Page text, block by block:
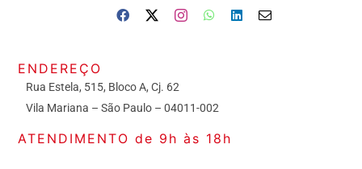
ENDEREÇO
Rua Estela, 515, Bloco A, Cj. 62
Vila Mariana – São Paulo – 04011-002
ATENDIMENTO de 9h às 18h